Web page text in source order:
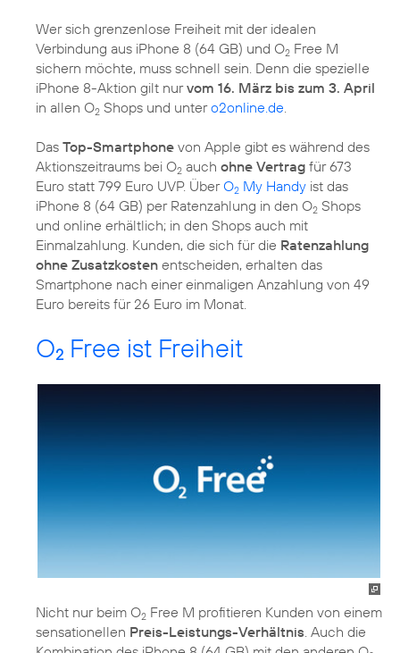
Wer sich grenzenlose Freiheit mit der idealen
Verbindung aus iPhone 8 (64 GB) und O2 Free M
sichern möchte, muss schnell sein. Denn die spezielle
iPhone 8-Aktion gilt nurvom 16. März bis zum 3. April
in allen O2 Shops und untero2online.de.
Das Top-Smartphone von Apple gibt es während des
Aktionszeitraums bei O2 auch ohne Vertrag für 673
Euro statt 799 Euro UVP. ÜberO2 My Handy ist das
iPhone 8 (64 GB) per Ratenzahlung in den O2 Shops
und online erhältlich; in den Shops auch mit
Einmalzahlung. Kunden, die sich für die Ratenzahlung
ohne Zusatzkosten entscheiden, erhalten das
Smartphone nach einer einmaligen Anzahlung von 49
Euro bereits für 26 Euro im Monat.
O2 Free ist Freiheit
Nicht nur beim O2 Free M profitieren Kunden von einem
sensationellen Preis-Leistungs-Verhältnis . Auch die